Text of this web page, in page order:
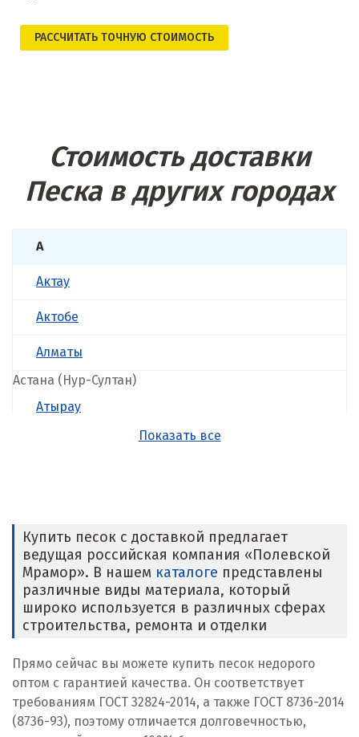
РАСCЧИТАТЬ ТОЧНУЮ СТОИМОСТЬ
Стоимость доставки
Песка в других городах
А
Актау
Актобе
Алматы
Астана (Нур-Султан)
Атырау
Жезказган
К
Казахстан
Караганда
Костанай
Кызылорда
Показать все
Купить песок с доставкой предлагает
ведущая российская компания «Полевской
Мрамор». В нашем каталоге представлены
различные виды материала, который
широко используется в различных сферах
строительства, ремонта и отделки
Прямо сейчас вы можете купить песок недорого
оптом с гарантией качества. Он соответствует
требованиям ГОСТ 32824-2014, а также ГОСТ 8736-2014
(8736-93), поэтому отличается долговечностью,